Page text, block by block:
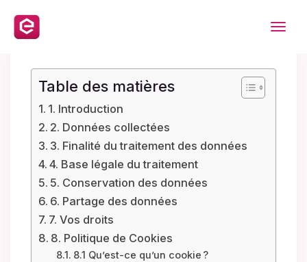
Immobilier
Formation
Voyage
Contact
Newsletter
Table des matières
1. Introduction
2. Données collectées
3. Finalité du traitement des données
4. Base légale du traitement
5. Conservation des données
6. Partage des données
7. Vos droits
8. Politique de Cookies
8.1 Qu’est-ce qu’un cookie ?